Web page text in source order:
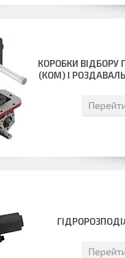
КОРОБКИ ВІДБОРУ
(КОМ) І